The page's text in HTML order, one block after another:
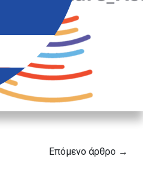
Επόμενο άρθρο →